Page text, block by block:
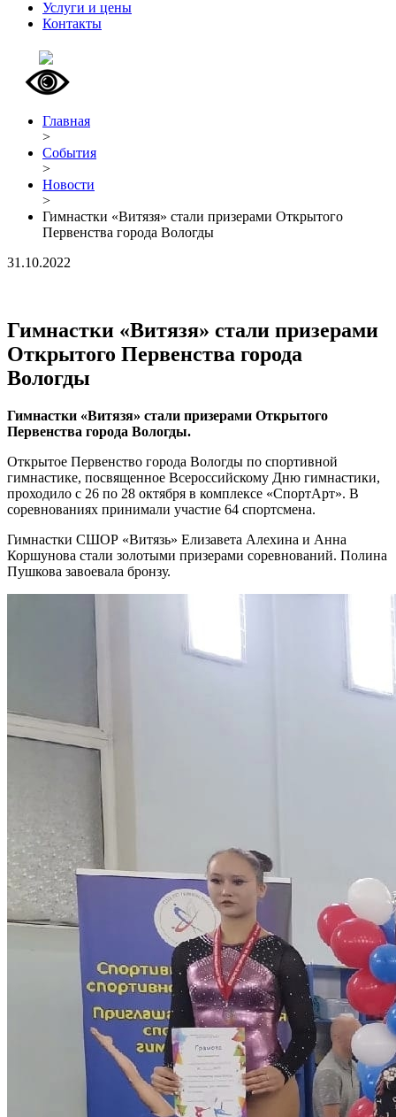
Услуги и цены
Контакты
Главная
>
События
>
Новости
>
Гимнастки «Витязя» стали призерами Открытого
Первенства города Вологды
31.10.2022
Гимнастки «Витязя» стали призерами
Открытого Первенства города
Вологды
Гимнастки «Витязя» стали призерами Открытого
Первенства города Вологды.
Открытое Первенство города Вологды по спортивной
гимнастике, посвященное Всероссийскому Дню гимнастики,
проходило с 26 по 28 октября в комплексе «СпортАрт». В
соревнованиях принимали участие 64 спортсмена.
Гимнастки СШОР «Витязь» Елизавета Алехина и Анна
Коршунова стали золотыми призерами соревнований. Полина
Пушкова завоевала бронзу.